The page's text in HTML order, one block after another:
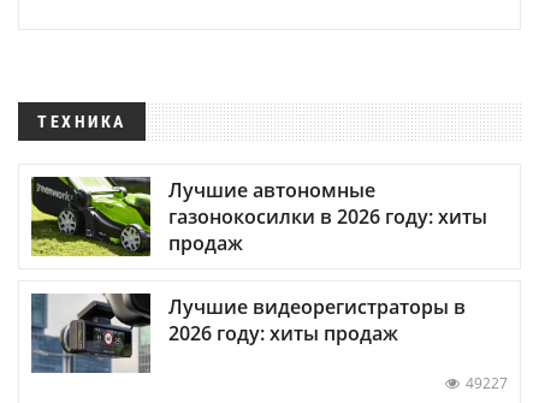
ТЕХНИКА
Лучшие автономные
газонокосилки в 2026 году: хиты
продаж
Лучшие видеорегистраторы в
2026 году: хиты продаж
49227